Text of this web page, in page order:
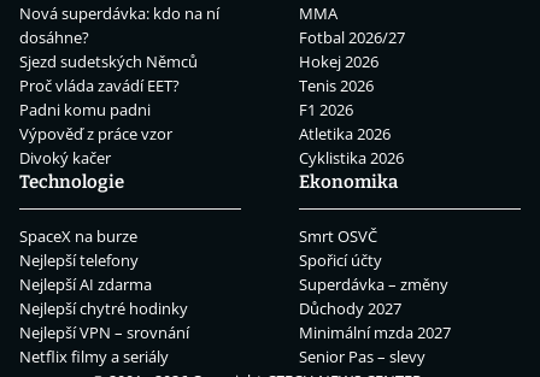
Nová superdávka: kdo na ní
dosáhne?
Sjezd sudetských Němců
Proč vláda zavádí EET?
Padni komu padni
Výpověď z práce vzor
Divoký kačer
MMA
Fotbal 2026/27
Hokej 2026
Tenis 2026
F1 2026
Atletika 2026
Cyklistika 2026
Technologie
SpaceX na burze
Nejlepší telefony
Nejlepší AI zdarma
Nejlepší chytré hodinky
Nejlepší VPN – srovnání
Netflix filmy a seriály
Ekonomika
Smrt OSVČ
Spořicí účty
Superdávka – změny
Důchody 2027
Minimální mzda 2027
Senior Pas – slevy